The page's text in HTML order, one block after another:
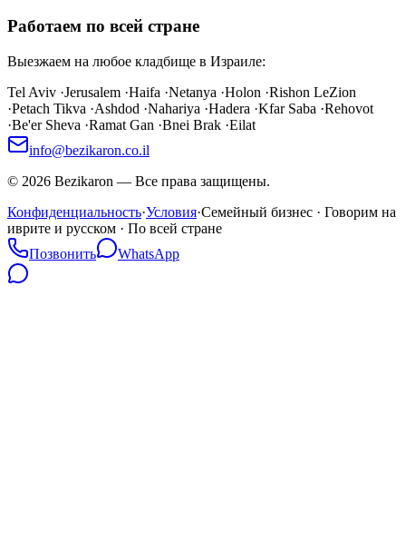
Работаем по всей стране
Выезжаем на любое кладбище в Израиле:
Tel Aviv ·Jerusalem ·Haifa ·Netanya ·Holon ·Rishon LeZion
·Petach Tikva ·Ashdod ·Nahariya ·Hadera ·Kfar Saba ·Rehovot
·Be'er Sheva ·Ramat Gan ·Bnei Brak ·Eilat
info@bezikaron.co.il
© 2026 Bezikaron — Все права защищены.
Конфиденциальность·Условия·Семейный бизнес · Говорим на
иврите и русском · По всей стране
Позвонить
WhatsApp